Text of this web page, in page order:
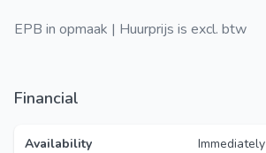
EPB in opmaak | Huurprijs is excl. btw
Financial
Availability Immediately